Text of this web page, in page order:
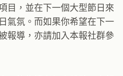
目，並在下一個大型節日來
氣氛。而如果你希望在下一
報導，亦請加入本報社群參